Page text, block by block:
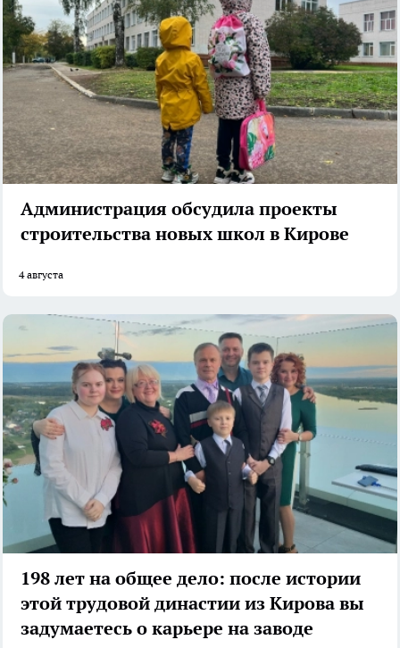
Администрация обсудила проекты
строительства новых школ в Кирове
4 августа
198 лет на общее дело: после истории
этой трудовой династии из Кирова вы
задумаетесь о карьере на заводе